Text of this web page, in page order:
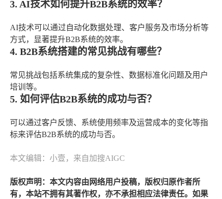
3. AI技术如何提升B2B系统的效率？
AI技术可以通过自动化数据处理、客户服务及市场分析等
方式，显著提升B2B系统的效率。
4. B2B系统搭建的常见挑战有哪些？
常见挑战包括系统集成的复杂性、数据标准化问题及用户
培训等。
5. 如何评估B2B系统的成功与否？
可以通过客户反馈、系统使用频率及运营成本的变化等指
标来评估B2B系统的成功与否。
本文编辑：小壹，来自加搜AIGC
版权声明：本文内容由网络用户投稿，版权归原作者所
有，本站不拥有其著作权，亦不承担相应法律责任。如果